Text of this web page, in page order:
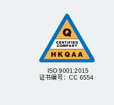
ISO 9001:2015
证书编号：CC 6554